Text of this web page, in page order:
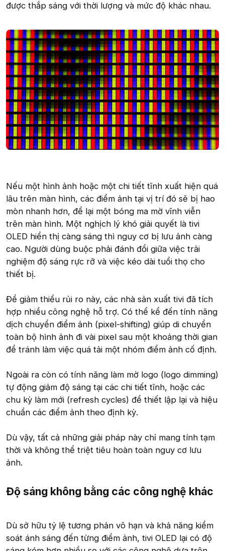
được thắp sáng với thời lượng và mức độ khác nhau.
Nếu một hình ảnh hoặc một chi tiết tĩnh xuất hiện quá
lâu trên màn hình, các điểm ảnh tại vị trí đó sẽ bị hao
mòn nhanh hơn, để lại một bóng ma mờ vĩnh viễn
trên màn hình. Một nghịch lý khó giải quyết là tivi
OLED hiển thị càng sáng thì nguy cơ bị lưu ảnh càng
cao. Người dùng buộc phải đánh đổi giữa việc trải
nghiệm độ sáng rực rỡ và việc kéo dài tuổi thọ cho
thiết bị.
Để giảm thiểu rủi ro này, các nhà sản xuất tivi đã tích
hợp nhiều công nghệ hỗ trợ. Có thể kể đến tính năng
dịch chuyển điểm ảnh (pixel-shifting) giúp di chuyển
toàn bộ hình ảnh đi vài pixel sau một khoảng thời gian
để tránh làm việc quá tải một nhóm điểm ảnh cố định.
Ngoài ra còn có tính năng làm mờ logo (logo dimming)
tự động giảm độ sáng tại các chi tiết tĩnh, hoặc các
chu kỳ làm mới (refresh cycles) để thiết lập lại và hiệu
chuẩn các điểm ảnh theo định kỳ.
Dù vậy, tất cả những giải pháp này chỉ mang tính tạm
thời và không thể triệt tiêu hoàn toàn nguy cơ lưu
ảnh.
Độ sáng không bằng các công nghệ khác​
Dù sở hữu tỷ lệ tương phản vô hạn và khả năng kiểm
soát ánh sáng đến từng điểm ảnh, tivi OLED lại có độ